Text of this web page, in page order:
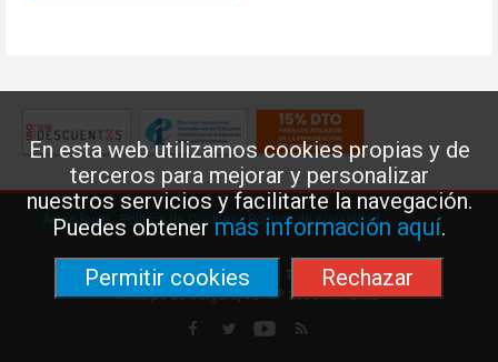
En esta web utilizamos cookies propias y de
terceros para mejorar y personalizar
nuestros servicios y facilitarte la navegación.
Puedes obtenermás información aquí.
Permitir cookies
Rechazar
Aviso legal Política de Cookies· Política de privacidad
Federación de Enseñanza de USO · Teléfono: 91 577 41 13 ·
Príncipe de Vergara, 13 · 7º 28001 MADRID